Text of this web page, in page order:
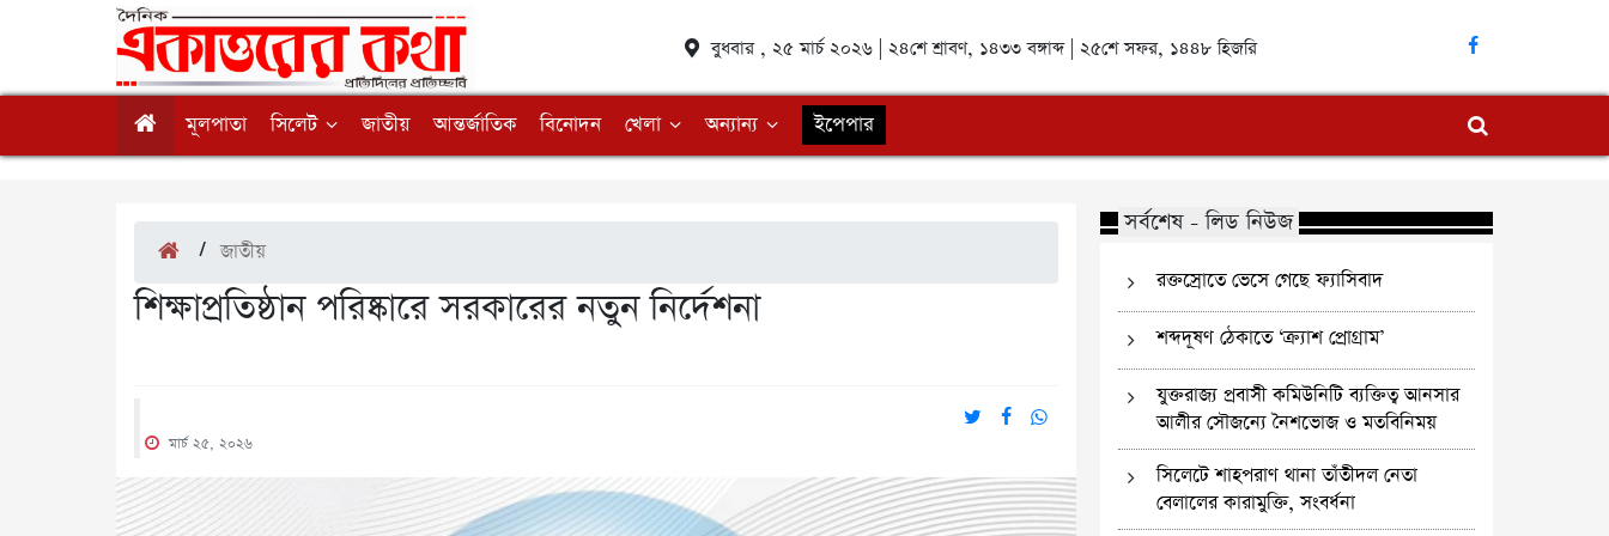
বুধবার , ২৫ মার্চ ২০২৬ | ২৪শে শ্রাবণ, ১৪৩৩ বঙ্গাব্দ | ২৫শে সফর, ১৪৪৮ হিজরি
মূলপাতা সিলেট জাতীয় আন্তর্জাতিক বিনোদন খেলা অন্যান্য ইপেপার
/জাতীয়
শিক্ষাপ্রতিষ্ঠান পরিষ্কারে সরকারের নতুন নির্দেশনা
মার্চ ২৫, ২০২৬
সর্বশেষ - লিড নিউজ
রক্তস্রোতে ভেসে গেছে ফ্যাসিবাদ
শব্দদূষণ ঠেকাতে ‘ক্র্যাশ প্রোগ্রাম’
যুক্তরাজ্য প্রবাসী কমিউনিটি ব্যক্তিত্ব আনসার
আলীর সৌজন্যে নৈশভোজ ও মতবিনিময়
সিলেটে শাহপরাণ থানা তাঁতীদল নেতা
বেলালের কারামুক্তি, সংবর্ধনা